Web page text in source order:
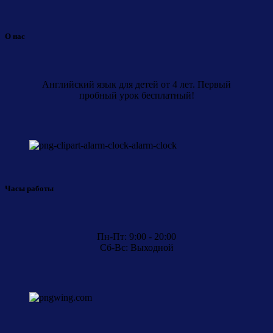
О нас
Английский язык для детей от 4 лет. Первый
пробный урок бесплатный!
Часы работы
Пн-Пт: 9:00 - 20:00
Сб-Вс: Выходной